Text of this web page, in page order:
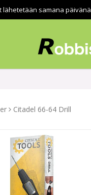
lähetetään samana päivänä
Citadel 66-64 Drill